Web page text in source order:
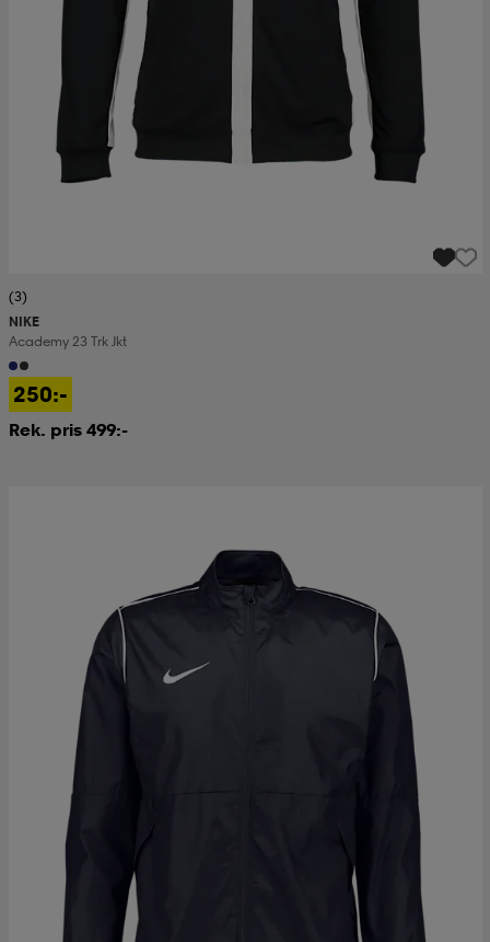
(3)
NIKE
Academy 23 Trk Jkt
250:-
Rek. pris 499:-